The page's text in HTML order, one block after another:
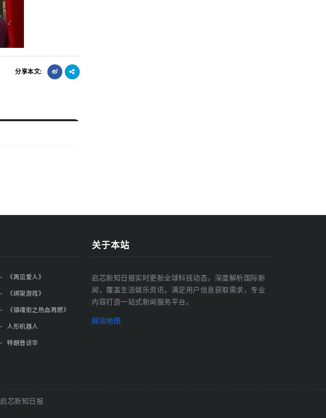
分享本文:
《再见爱人》
《绑架游戏》
《镇魂街之热血再燃》
人形机器人
特朗普访华
关于本站
启芯新知日报实时更新全球科技动态，深度解析国际新
闻，覆盖生活娱乐资讯，满足用户信息获取需求，专业
内容打造一站式新闻服务平台。
网站地图
启芯新知日报